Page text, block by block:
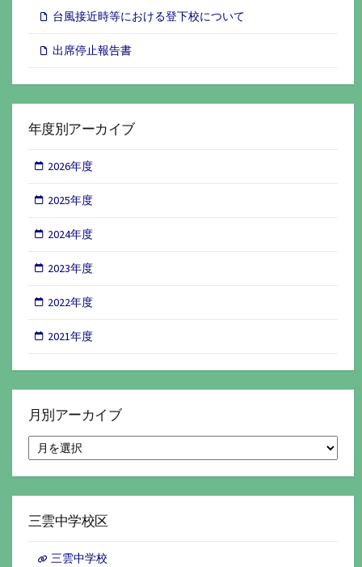
台風接近時等における登下校について
出席停止報告書
年度別アーカイブ
2026年度
2025年度
2024年度
2023年度
2022年度
2021年度
月別アーカイブ
別
ア
イ
三雲中学校区
三雲中学校